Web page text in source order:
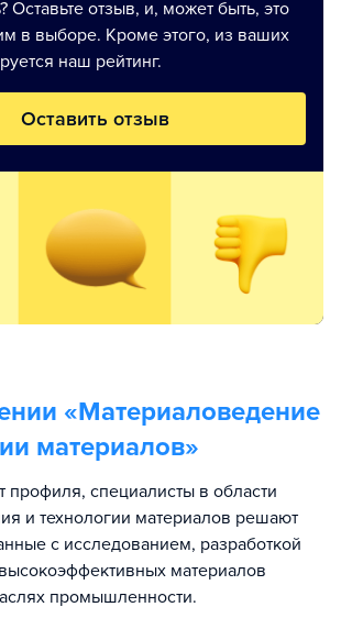
Оставьте отзыв, и, может быть, это
в выборе. Кроме этого, из ваших
наш рейтинг.
Оставить отзыв
«Материаловедение
материалов»
профиля, специалисты в области
и технологии материалов решают
с исследованием, разработкой
материалов
промышленности.